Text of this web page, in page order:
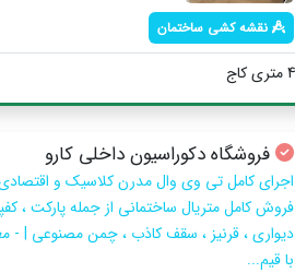
نقشه کشی ساختمان
فروشگاه دکوراسیون داخلی کارو
اجرای کامل تی وی وال مدرن کلاسیک و
فروش کامل متریال ساختمانی از جمله پارکت ،
دیواری ، قرنیز ، سقف کاذب ، چمن مصنوعی | -
با قیم...